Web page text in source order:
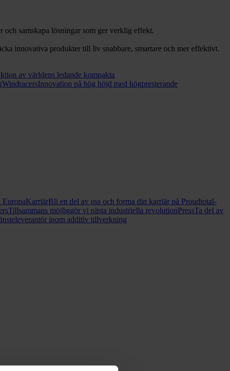
samskapa lösningar som ger verklig effekt.
innovativa produkter till liv snabbare, smartare och mer effektivt.
av världens ledande kompakta
WindracersInnovation på hög höjd med högpresterande
EuropaKarriärBli en del av oss och forma din karriär på Proudtotal-
Tillsammans möjliggör vi nästa industriella revolutionPressTa del av
inom additiv tillverkning